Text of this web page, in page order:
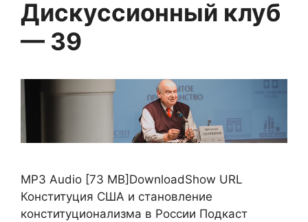
Дискуссионный клуб
— 39
MP3 Audio [73 MB]DownloadShow URL
Конституция США и становление
конституционализма в России Подкаст